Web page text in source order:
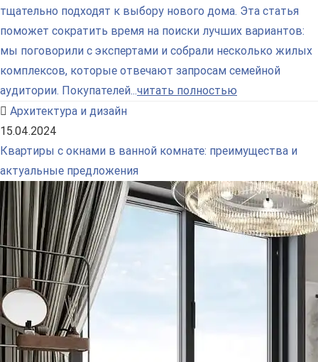
тщательно подходят к выбору нового дома. Эта статья
поможет сократить время на поиски лучших вариантов:
мы поговорили с экспертами и собрали несколько жилых
комплексов, которые отвечают запросам семейной
аудитории. Покупателей...читать полностью
Архитектура и дизайн
15.04.2024
Квартиры с окнами в ванной комнате: преимущества и
актуальные предложения